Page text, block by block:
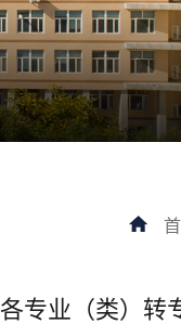
专业（类）转